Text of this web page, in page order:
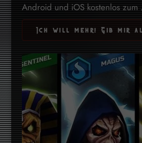
Android und iOS kostenlos zum
Ich will mehr! Gib mir